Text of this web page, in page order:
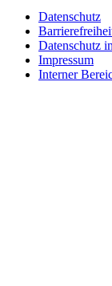
Datenschutz
Datenschutz
Impressum
Interner